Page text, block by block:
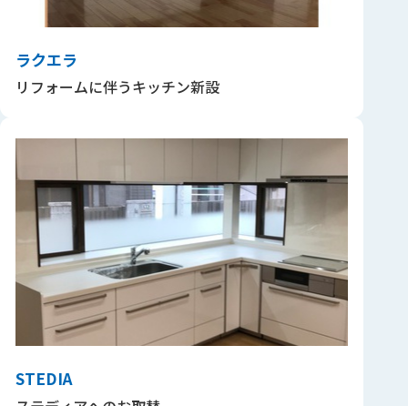
ラクエラ
リフォームに伴うキッチン新設
STEDIA